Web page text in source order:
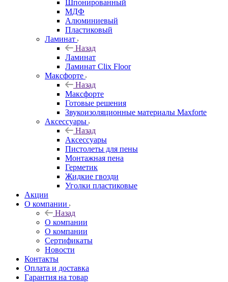
Шпонированный
МДФ
Алюминиевый
Пластиковый
Ламинат
Назад
Ламинат
Ламинат Clix Floor
Максфорте
Назад
Максфорте
Готовые решения
Звукоизоляционные материалы Maxforte
Аксессуары
Назад
Аксессуары
Пистолеты для пены
Монтажная пена
Герметик
Жидкие гвозди
Уголки пластиковые
Акции
О компании
Назад
О компании
О компании
Сертификаты
Новости
Контакты
Оплата и доставка
Гарантия на товар